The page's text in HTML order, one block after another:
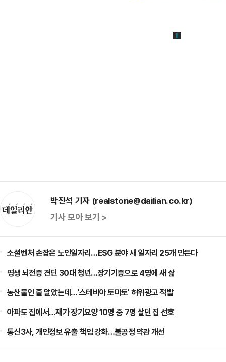
박진석 기자 (realstone@dailian.co.kr)
기사 모아 보기 >
소셜벤처 손잡은 노인일자리…ESG 분야 새 일자리 25개 만든다
평생 뇌전증 견딘 30대 청년…장기기증으로 4명에 새 삶
농산물인 줄 알았는데…'스테비아 토마토' 허위광고 적발
아파도 집에서…재가 장기요양 10명 중 7명 살던 집 선호
통신3사, 개인정보 유출 책임 강화…불공정 약관 개선